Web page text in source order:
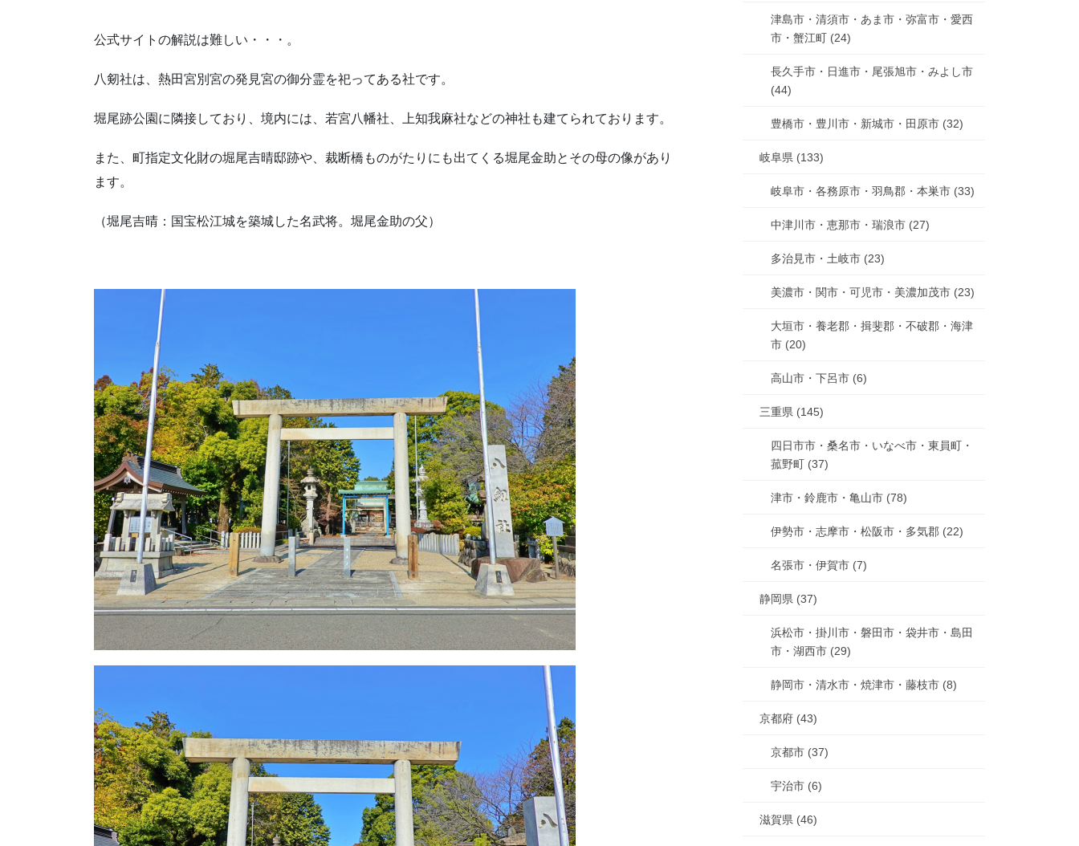
公式サイトの解説は難しい・・・。
八剱社は、熱田宮別宮の発見宮の御分霊を祀ってある社です。
堀尾跡公園に隣接しており、境内には、若宮八幡社、上知我麻社などの神社も建てられております。
また、町指定文化財の堀尾吉晴邸跡や、裁断橋ものがたりにも出てくる堀尾金助とその母の像があり
ます。
（堀尾吉晴：国宝松江城を築城した名武将。堀尾金助の父）
津島市・清須市・あま市・弥富市・愛西
市・蟹江町 (24)
長久手市・日進市・尾張旭市・みよし市
(44)
豊橋市・豊川市・新城市・田原市 (32)
岐阜県 (133)
岐阜市・各務原市・羽鳥郡・本巣市 (33)
中津川市・恵那市・瑞浪市 (27)
多治見市・土岐市 (23)
美濃市・関市・可児市・美濃加茂市 (23)
大垣市・養老郡・揖斐郡・不破郡・海津
市 (20)
高山市・下呂市 (6)
三重県 (145)
四日市市・桑名市・いなべ市・東員町・
菰野町 (37)
津市・鈴鹿市・亀山市 (78)
伊勢市・志摩市・松阪市・多気郡 (22)
名張市・伊賀市 (7)
静岡県 (37)
浜松市・掛川市・磐田市・袋井市・島田
市・湖西市 (29)
静岡市・清水市・焼津市・藤枝市 (8)
京都府 (43)
京都市 (37)
宇治市 (6)
滋賀県 (46)